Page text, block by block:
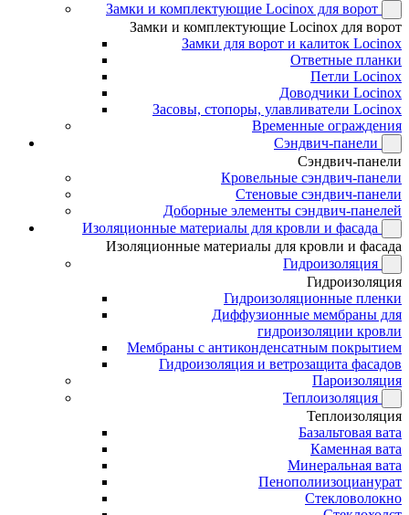
Замки и комплектующие Locinox для ворот
Замки и комплектующие Locinox для ворот
Замки для ворот и калиток Locinox
Ответные планки
Петли Locinox
Доводчики Locinox
Засовы, стопоры, улавливатели Locinox
Временные ограждения
Сэндвич-панели
Сэндвич-панели
Кровельные сэндвич-панели
Стеновые сэндвич-панели
Доборные элементы сэндвич-панелей
Изоляционные материалы для кровли и фасада
Изоляционные материалы для кровли и фасада
Гидроизоляция
Гидроизоляция
Гидроизоляционные пленки
Диффузионные мембраны для
гидроизоляции кровли
Мембраны с антиконденсатным покрытием
Гидроизоляция и ветрозащита фасадов
Пароизоляция
Теплоизоляция
Теплоизоляция
Базальтовая вата
Каменная вата
Минеральная вата
Пенополиизоцианурат
Стекловолокно